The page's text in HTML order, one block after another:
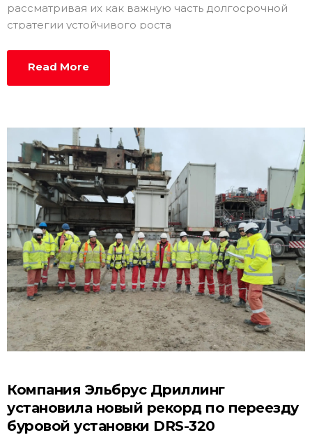
рассматривая их как важную часть долгосрочной
стратегии устойчивого роста
Read More
Компания Эльбрус Дриллинг
установила новый рекорд по переезду
буровой установки DRS-320